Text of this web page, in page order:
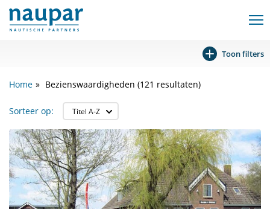
Toon filters
Home Bezienswaardigheden (121 resultaten)
Sorteer op: